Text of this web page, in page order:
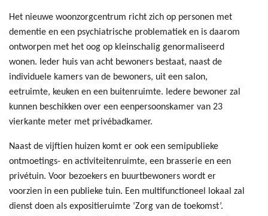
Het nieuwe woonzorgcentrum richt zich op personen met
dementie en een psychiatrische problematiek en is daarom
ontworpen met het oog op kleinschalig genormaliseerd
wonen. Ieder huis van acht bewoners bestaat, naast de
individuele kamers van de bewoners, uit een salon,
eetruimte, keuken en een buitenruimte. Iedere bewoner zal
kunnen beschikken over een eenpersoonskamer van 23
vierkante meter met privébadkamer.
Naast de vijftien huizen komt er ook een semipublieke
ontmoetings- en activiteitenruimte, een brasserie en een
privétuin. Voor bezoekers en buurtbewoners wordt er
voorzien in een publieke tuin. Een multifunctioneel lokaal zal
dienst doen als expositieruimte ‘Zorg van de toekomst’.